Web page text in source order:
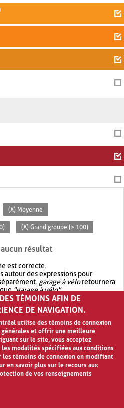
(X) Moyenne
(X) Grand groupe (> 100)
résultat
est correcte.
autour des expressions pour
garage à véloretournera
que"garage à vélo".
avec OR.garage OR vélo
résultat quegarage à vélo
TÉMOINS AFIN DE
DE NAVIGATION.
utilise des témoins de connexion
et offrir une meilleure
sur le site, vous acceptez
modalités spécifiées aux conditions
les témoins de connexion en modifiant
en savoir plus sur le recours aux
de vos renseignements